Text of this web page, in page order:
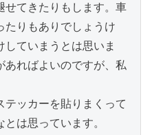
せてきたりもします。車
たりもありでしょうけ
ていまうとは思いま
あればよいのですが、私
テッカーを貼りまくって
は思っています。